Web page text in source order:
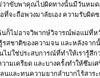
าขับพาคุณไปผิดทางนั้นมีวันหมด
ที่จะถือพวงมาลัยเอง ความรับผิด
ก็ไม่อาจวิพากษ์วิจารณ์พ่อแม่ที่ห
รสชาติของความจน และหลังจาก
ม่ใช่ประสบการณ์ที่ทำให้เรารู้สึ
ามเครียด และบางครั้งทำให้ซึมเ
นและทนความยากลำบากไร้สาร